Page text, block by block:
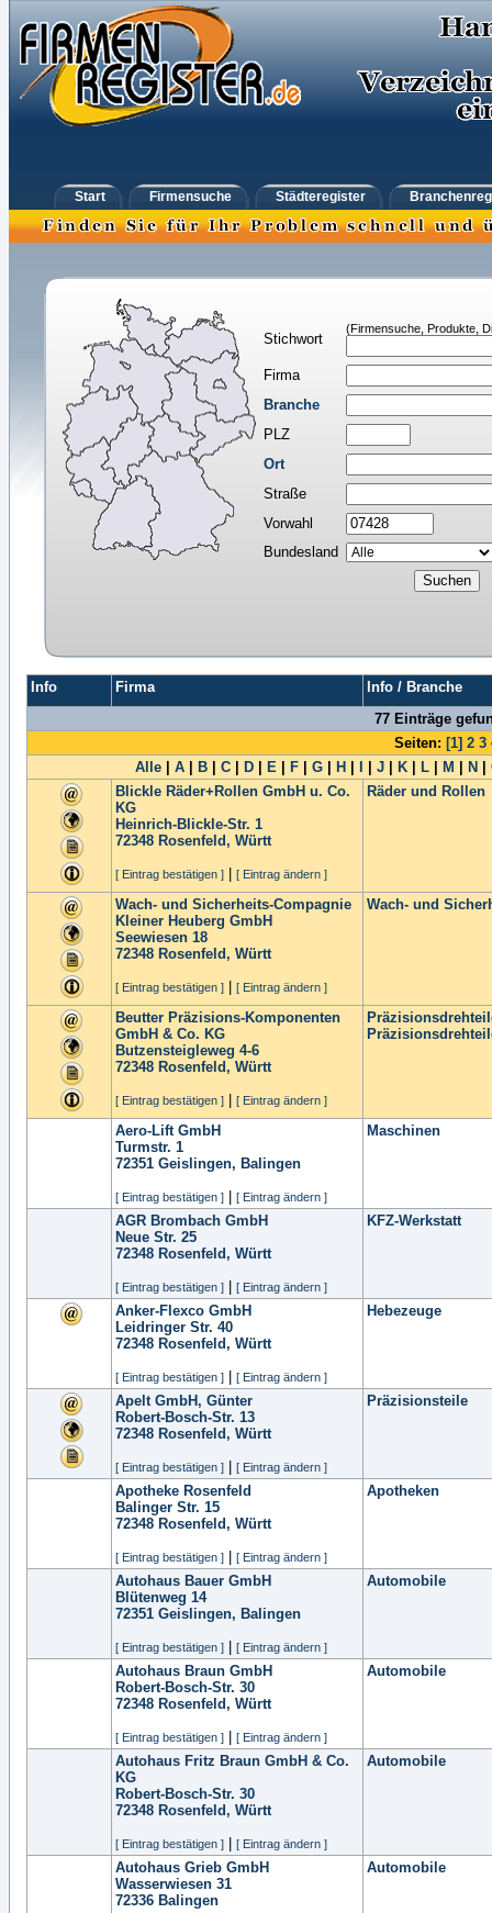
Start Firmensuche Städteregister
Stichwort
(Firmensuche, Produkte,
Firma
Branche
PLZ
Ort
Straße
Vorwahl
Bundesland
Info Firma
Info / Branche
77 Einträge
Seiten: [1] 2 3
Alle
A B C D E F G H J K L M N
Blickle Räder+Rollen GmbH u. Co.
KG
Heinrich-Blickle-Str. 1
72348 Rosenfeld, Württ
[ Eintrag bestätigen ] [ Eintrag ändern ]
Räder und Rollen
Wach- und Sicherheits-Compagnie
Kleiner Heuberg GmbH
Seewiesen 18
72348 Rosenfeld, Württ
[ Eintrag bestätigen ] [ Eintrag ändern ]
Wach- und
Beutter Präzisions-Komponenten
GmbH & Co. KG
Butzensteigleweg 4-6
72348 Rosenfeld, Württ
[ Eintrag bestätigen ] [ Eintrag ändern ]
Aero-Lift GmbH
Turmstr. 1
72351 Geislingen, Balingen
[ Eintrag bestätigen ] [ Eintrag ändern ]
Maschinen
AGR Brombach GmbH
Neue Str. 25
72348 Rosenfeld, Württ
[ Eintrag bestätigen ] [ Eintrag ändern ]
KFZ-Werkstatt
Anker-Flexco GmbH
Leidringer Str. 40
72348 Rosenfeld, Württ
[ Eintrag bestätigen ] [ Eintrag ändern ]
Hebezeuge
Apelt GmbH, Günter
Robert-Bosch-Str. 13
72348 Rosenfeld, Württ
[ Eintrag bestätigen ] [ Eintrag ändern ]
Präzisionsteile
Apotheke Rosenfeld
Balinger Str. 15
72348 Rosenfeld, Württ
[ Eintrag bestätigen ] [ Eintrag ändern ]
Apotheken
Autohaus Bauer GmbH
Blütenweg 14
72351 Geislingen, Balingen
[ Eintrag bestätigen ] [ Eintrag ändern ]
Automobile
Autohaus Braun GmbH
Robert-Bosch-Str. 30
72348 Rosenfeld, Württ
[ Eintrag bestätigen ] [ Eintrag ändern ]
Automobile
Autohaus Fritz Braun GmbH & Co.
KG
Robert-Bosch-Str. 30
72348 Rosenfeld, Württ
[ Eintrag bestätigen ] [ Eintrag ändern ]
Automobile
Autohaus Grieb GmbH
Wasserwiesen 31
72336 Balingen
Automobile